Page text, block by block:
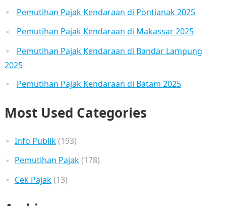
Pemutihan Pajak Kendaraan di Pontianak 2025
Pemutihan Pajak Kendaraan di Makassar 2025
Pemutihan Pajak Kendaraan di Bandar Lampung
2025
Pemutihan Pajak Kendaraan di Batam 2025
Most Used Categories
Info Publik(193)
Pemutihan Pajak(178)
Cek Pajak(13)